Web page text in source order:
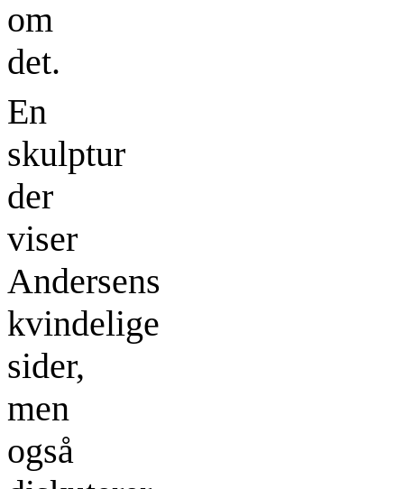
om
det.
En
skulptur
der
viser
Andersens
kvindelige
sider,
men
også